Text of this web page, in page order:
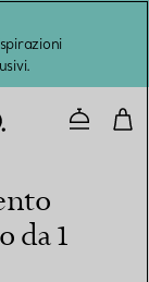
da 1